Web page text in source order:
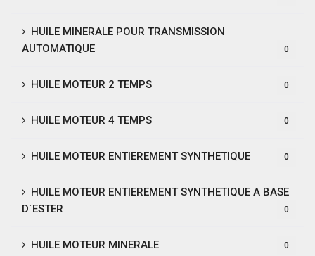
HUILE MINERALE POUR TRANSMISSION
AUTOMATIQUE
0
HUILE MOTEUR 2 TEMPS 0
HUILE MOTEUR 4 TEMPS 0
HUILE MOTEUR ENTIEREMENT SYNTHETIQUE 0
HUILE MOTEUR ENTIEREMENT SYNTHETIQUE A BASE
D´ESTER
0
HUILE MOTEUR MINERALE 0